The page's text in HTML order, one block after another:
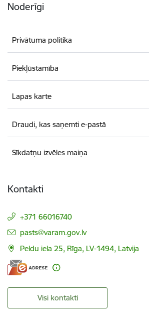
Noderīgi
Privātuma politika
Piekļūstamība
Lapas karte
Draudi, kas saņemti e-pastā
Sīkdatņu izvēles maiņa
Kontakti
+371 66016740
E-pasts:
pasts@varam.gov.lv
Peldu iela 25, Rīga, LV-1494, Latvija
Visi kontakti